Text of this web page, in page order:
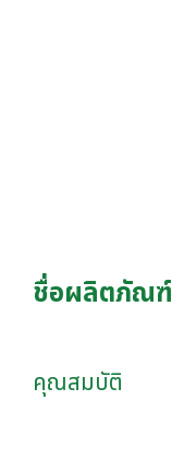
ชื่อผลิตภัณฑ์
คุณสมบัติ